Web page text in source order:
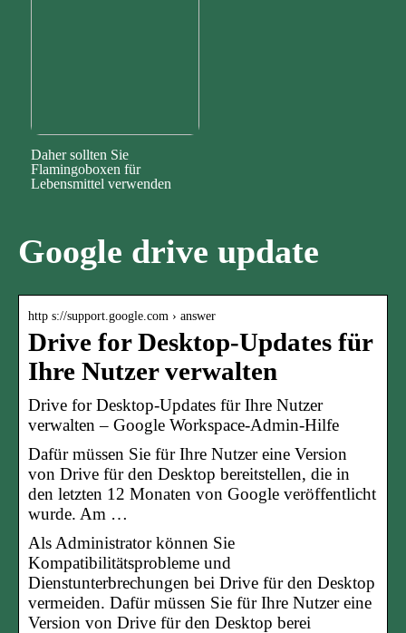
Daher sollten Sie
Flamingoboxen für
Lebensmittel verwenden
Google drive update
http s://support.google.com › answer
Drive for Desktop-Updates für
Ihre Nutzer verwalten
Drive for Desktop-Updates für Ihre Nutzer
verwalten – Google Workspace-Admin-Hilfe
Dafür müssen Sie für Ihre Nutzer eine Version
von Drive für den Desktop bereitstellen, die in
den letzten 12 Monaten von Google veröffentlicht
wurde. Am …
Als Administrator können Sie
Kompatibilitätsprobleme und
Dienstunterbrechungen bei Drive für den Desktop
vermeiden. Dafür müssen Sie für Ihre Nutzer eine
Version von Drive für den Desktop berei